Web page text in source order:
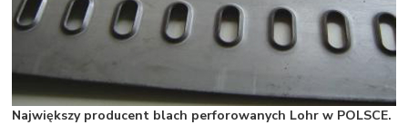
Największy producent blach perforowanych Lohr w POLSCE.